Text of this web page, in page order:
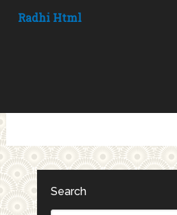
Radhi Html
Search